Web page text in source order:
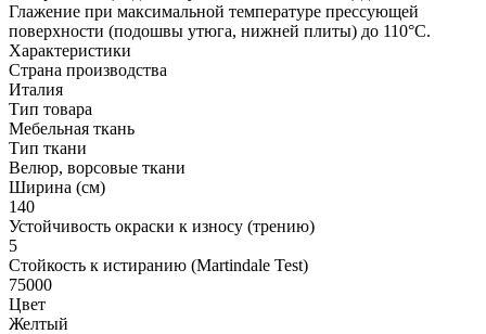
Глажение при максимальной температуре прессующей
поверхности (подошвы утюга, нижней плиты) до 110°С.
Характеристики
Страна производства
Италия
Тип товара
Мебельная ткань
Тип ткани
Велюр, ворсовые ткани
Ширина (см)
140
Устойчивость окраски к износу (трению)
5
Стойкость к истиранию (Martindale Test)
75000
Цвет
Желтый